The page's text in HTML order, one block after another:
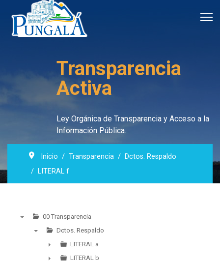
Transparencia
Activa
Ley Orgánica de Transparencia y Acceso a la
Información Pública.
Inicio Transparencia
Dctos. Respaldo
LITERAL f
00 Transparencia
Dctos. Respaldo
►
LITERAL a
LITERAL b